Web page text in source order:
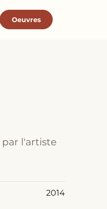
Oeuvres
par l'artiste
2014